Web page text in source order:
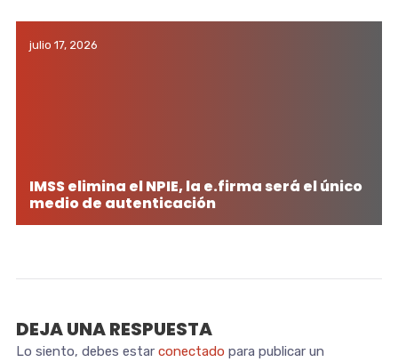
julio 17, 2026
IMSS elimina el NPIE, la e.firma será el único
medio de autenticación
DEJA UNA RESPUESTA
Lo siento, debes estar conectado para publicar un